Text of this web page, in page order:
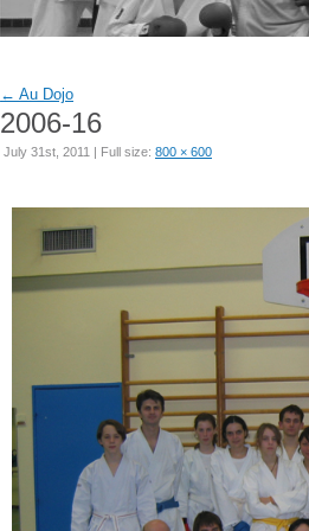
← Au Dojo
2006-16
July 31st, 2011 | Full size: 800 × 600